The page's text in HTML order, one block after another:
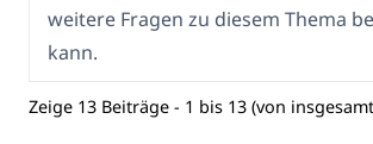
weitere Fragen zu diesem Thema
kann.
Zeige 13 Beiträge - 1 bis 13 (von